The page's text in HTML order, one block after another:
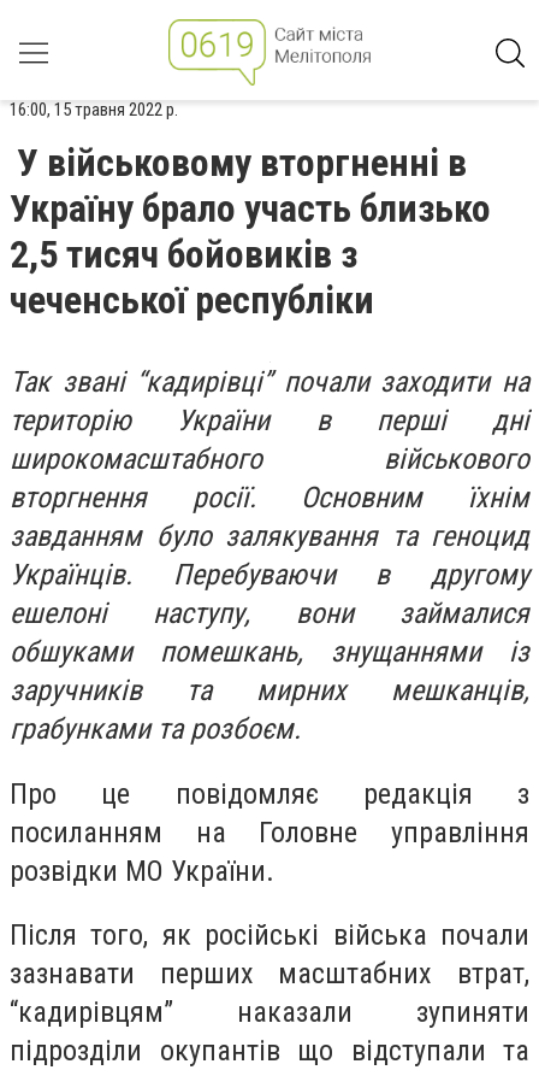
16:00, 15 травня 2022 р.
​​У військовому вторгненні в
Україну брало участь близько
2,5 тисяч бойовиків з
чеченської республіки
Так звані “кадирівці” почали заходити на
територію України в перші дні
широкомасштабного військового
вторгнення росії. Основним їхнім
завданням було залякування та геноцид
Українців. Перебуваючи в другому
ешелоні наступу, вони займалися
обшуками помешкань, знущаннями із
заручників та мирних мешканців,
грабунками та розбоєм.
Про це повідомляє редакція з
посиланням на Головне управління
розвідки МО України.
Після того, як російські війська почали
зазнавати перших масштабних втрат,
“кадирівцям” наказали зупиняти
підрозділи окупантів що відступали та